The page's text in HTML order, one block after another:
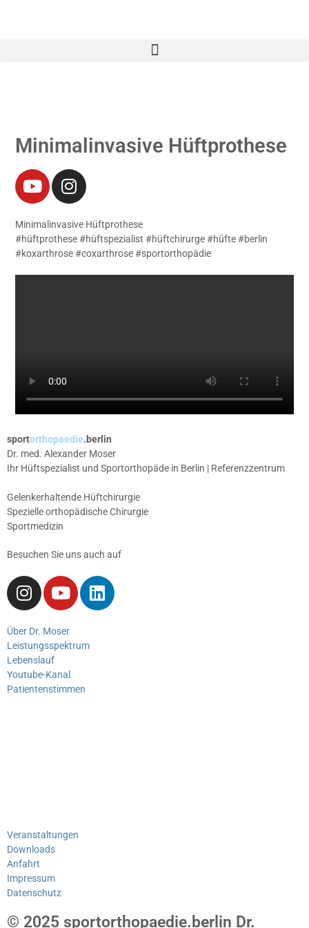
Minimalinvasive Hüftprothese
Minimalinvasive Hüftprothese
#hüftprothese #hüftspezialist #hüftchirurge #hüfte #berlin
#koxarthrose #coxarthrose #sportorthopädie
sportorthopaedie.berlin
Dr. med. Alexander Moser
Ihr Hüftspezialist und Sportorthopäde in Berlin | Referenzzentrum
Gelenkerhaltende Hüftchirurgie
Spezielle orthopädische Chirurgie
Sportmedizin
Besuchen Sie uns auch auf
Über Dr. Moser
Leistungsspektrum
Lebenslauf
Youtube-Kanal
Patientenstimmen
Veranstaltungen
Downloads
Anfahrt
Impressum
Datenschutz
© 2025 sportorthopaedie.berlin Dr.